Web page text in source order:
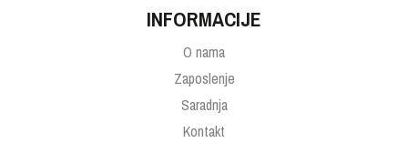
INFORMACIJE
O nama
Zaposlenje
Saradnja
Kontakt